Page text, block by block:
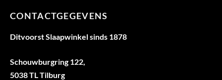
CONTACTGEGEVENS
Ditvoorst Slaapwinkel sinds 1878
Schouwburgring 122,
5038 TL Tilburg